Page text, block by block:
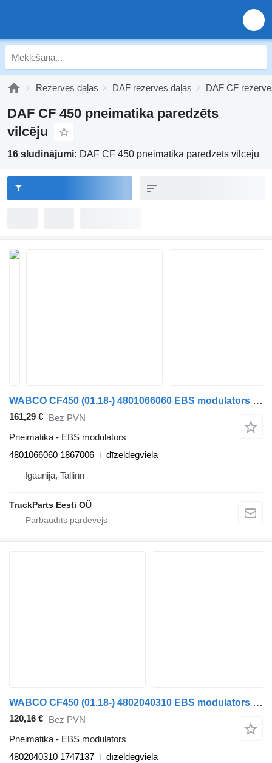
Rezerves daļas DAF rezerves daļas DAF CF
DAF CF 450 pneimatika paredzēts
vilcēju
16 sludinājumi: DAF CF 450 pneimatika paredzēts vilcēju
WABCO CF450 (01.18-) 4801066060 EBS modulators paredzēts DAF CF450, CF460 (2017-) vilcēja
161,29 € Bez PVN
Pneimatika - EBS modulators
4801066060 1867006
dīzeļdegviela
Igaunija, Tallinn
TruckParts Eesti OÜ
WABCO CF450 (01.18-) 4802040310 EBS modulators paredzēts DAF CF450, CF460 (2017-) vilcēja
120,16 € Bez PVN
Pneimatika - EBS modulators
4802040310 1747137
dīzeļdegviela